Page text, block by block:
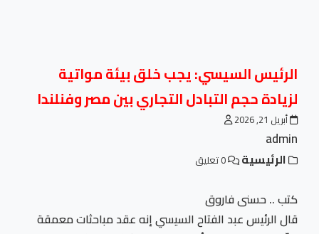
الرئيس السيسي: يجب خلق بيئة مواتية
لزيادة حجم التبادل التجاري بين مصر وفنلندا
أبريل 21, 2026
admin
الرئيسية
كتب .. حسنى فاروق
قال الرئيس عبد الفتاح السيسي إنه عقد مباحثات معمقة